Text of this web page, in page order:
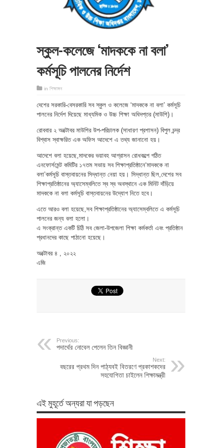
স্কুল-কলেজে ‘মাদককে না বলা’
কর্মসূচি পালনের নির্দেশ
in শিক্ষাঙ্গন
দেশের সরকারি-বেসরকারি সব স্কুল ও কলেজে ‘মাদককে না বলা’ কর্মসূচি
পালনের নির্দেশ দিয়েছে মাধ্যমিক ও উচ্চ শিক্ষা অধিদপ্তর (মাউশি)।
রোববার ২ অক্টোবর মাউশির উপ-পরিচালক (সাধারণ প্রশাসন) বিপুল চন্দ্র
বিশ্বাস স্বাক্ষরিত এক অফিস আদেশে এ তথ্য জানানো হয়।
আদেশে বলা হয়েছে,মাদকের ভয়াবহ আগ্রাসন রোধকল্পে গঠিত
এনফোর্সমেন্ট কমিটির ১৭তম সভায় সব শিক্ষাপ্রতিষ্ঠানে‘মাদককে না
বলা’কর্মসূচি বাস্তবায়নের সিদ্ধান্ত নেয়া হয়। সিদ্ধান্ত ছিল,দেশের সব
শিক্ষাপ্রতিষ্ঠানের অ্যাসেম্বলিতে স্ব স্ব অবস্থানে এক মিনিট দাঁড়িয়ে
মাদককে না বলা কর্মসূচি বাস্তবায়নের উদ্যোগ নিতে হবে।
এতে আরও বলা হয়েছে,সব শিক্ষাপ্রতিষ্ঠানের অ্যাসেম্বলিতে এ কর্মসূচি
পালনের জন্য বলা হলো।
এ সংক্রান্ত একটি চিঠি সব জেলা-উপজেলা শিক্ষা কর্মকর্তা এবং প্রতিষ্ঠান
প্রধানদের কাছে পাঠানো হয়েছে।
অক্টোবর ৪ , ২০২২
এজি
Previous:
পদার্থের নোবেল পেলেন তিন বিজ্ঞানী
Next:
বছরের প্রথম দিন পাঠ্যবই বিতরণে প্রকাশকদের
সহযোগিতা চাইলেন শিক্ষামন্ত্রী
এই মুহূর্তে অন্যরা যা পড়ছেন